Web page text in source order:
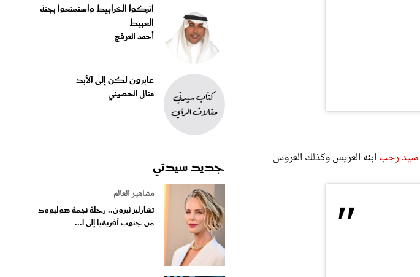
سيد رجب ابنه العريس وكذلك العروس
اتركوا الخرابيط واستمتعوا بجنة
العبيط
أحمد العرفج
عابرون لكن إلى الأبد
منال الحصيني
جديد سيدتي
مشاهير العالم
تشارليز ثيرون.. رحلة نجمة هوليوود
من جنوب أفريقيا إلى ا...